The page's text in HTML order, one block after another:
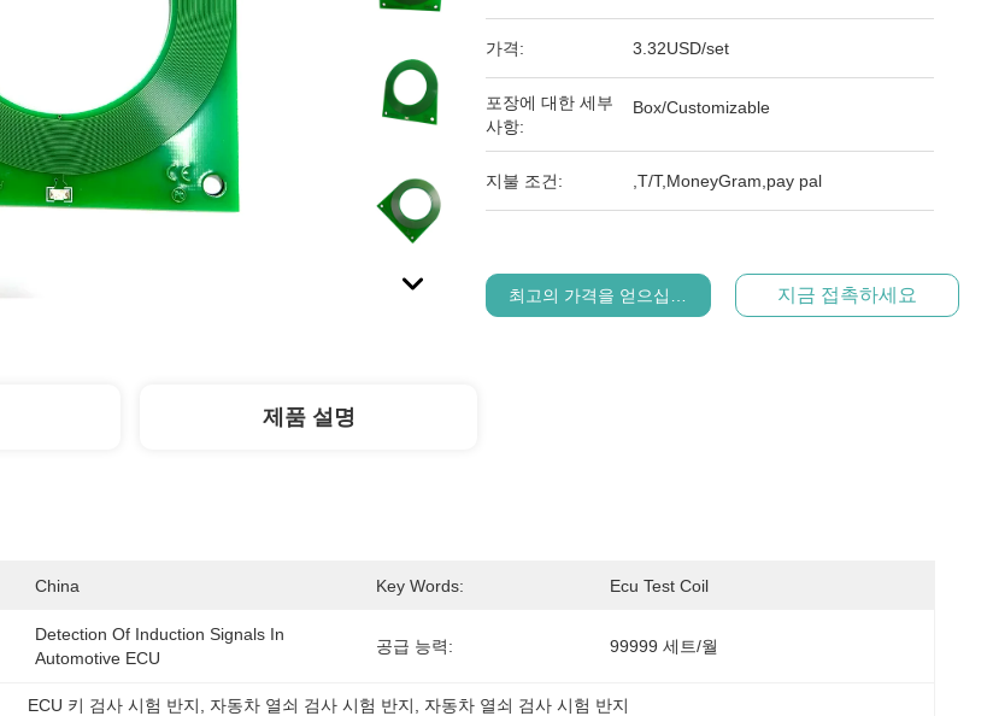
가격: 3.32USD/set
포장에 대한 세부
사항:
Box/Customizable
지불 조건: ,T/T,MoneyGram,pay pal
최고의 가격을 얻으십시오 지금 접촉하세요
제품 설명
China Key Words: Ecu Test Coil
Detection Of Induction Signals In
Automotive ECU
공급 능력: 99999 세트/월
ECU 키 검사 시험 반지 자동차 열쇠 검사 시험 반지 자동차 열쇠 검사 시험 반지